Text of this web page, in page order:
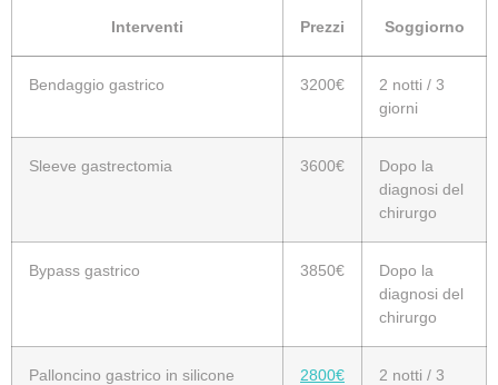
Interventi Prezzi Soggiorno
Bendaggio gastrico 3200€
2 notti / 3
giorni
Sleeve gastrectomia 3600€
Dopo la
diagnosi del
chirurgo
Bypass gastrico 3850€
Dopo la
diagnosi del
chirurgo
Palloncino gastrico in silicone
2800€
2 notti / 3